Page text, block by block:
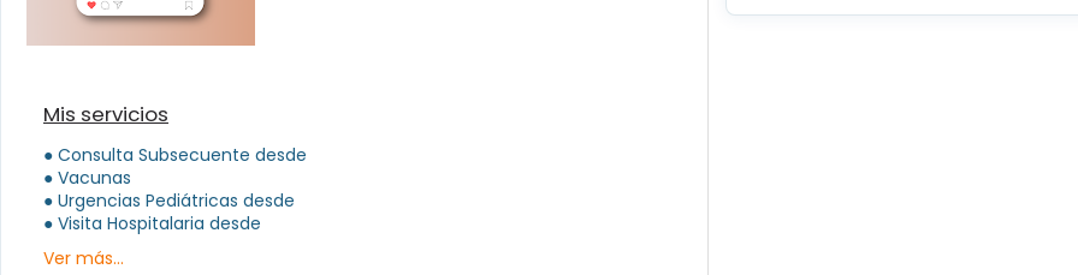
Mis servicios
● Consulta Subsecuente desde
● Vacunas
● Urgencias Pediátricas desde
● Visita Hospitalaria desde
Ver más...